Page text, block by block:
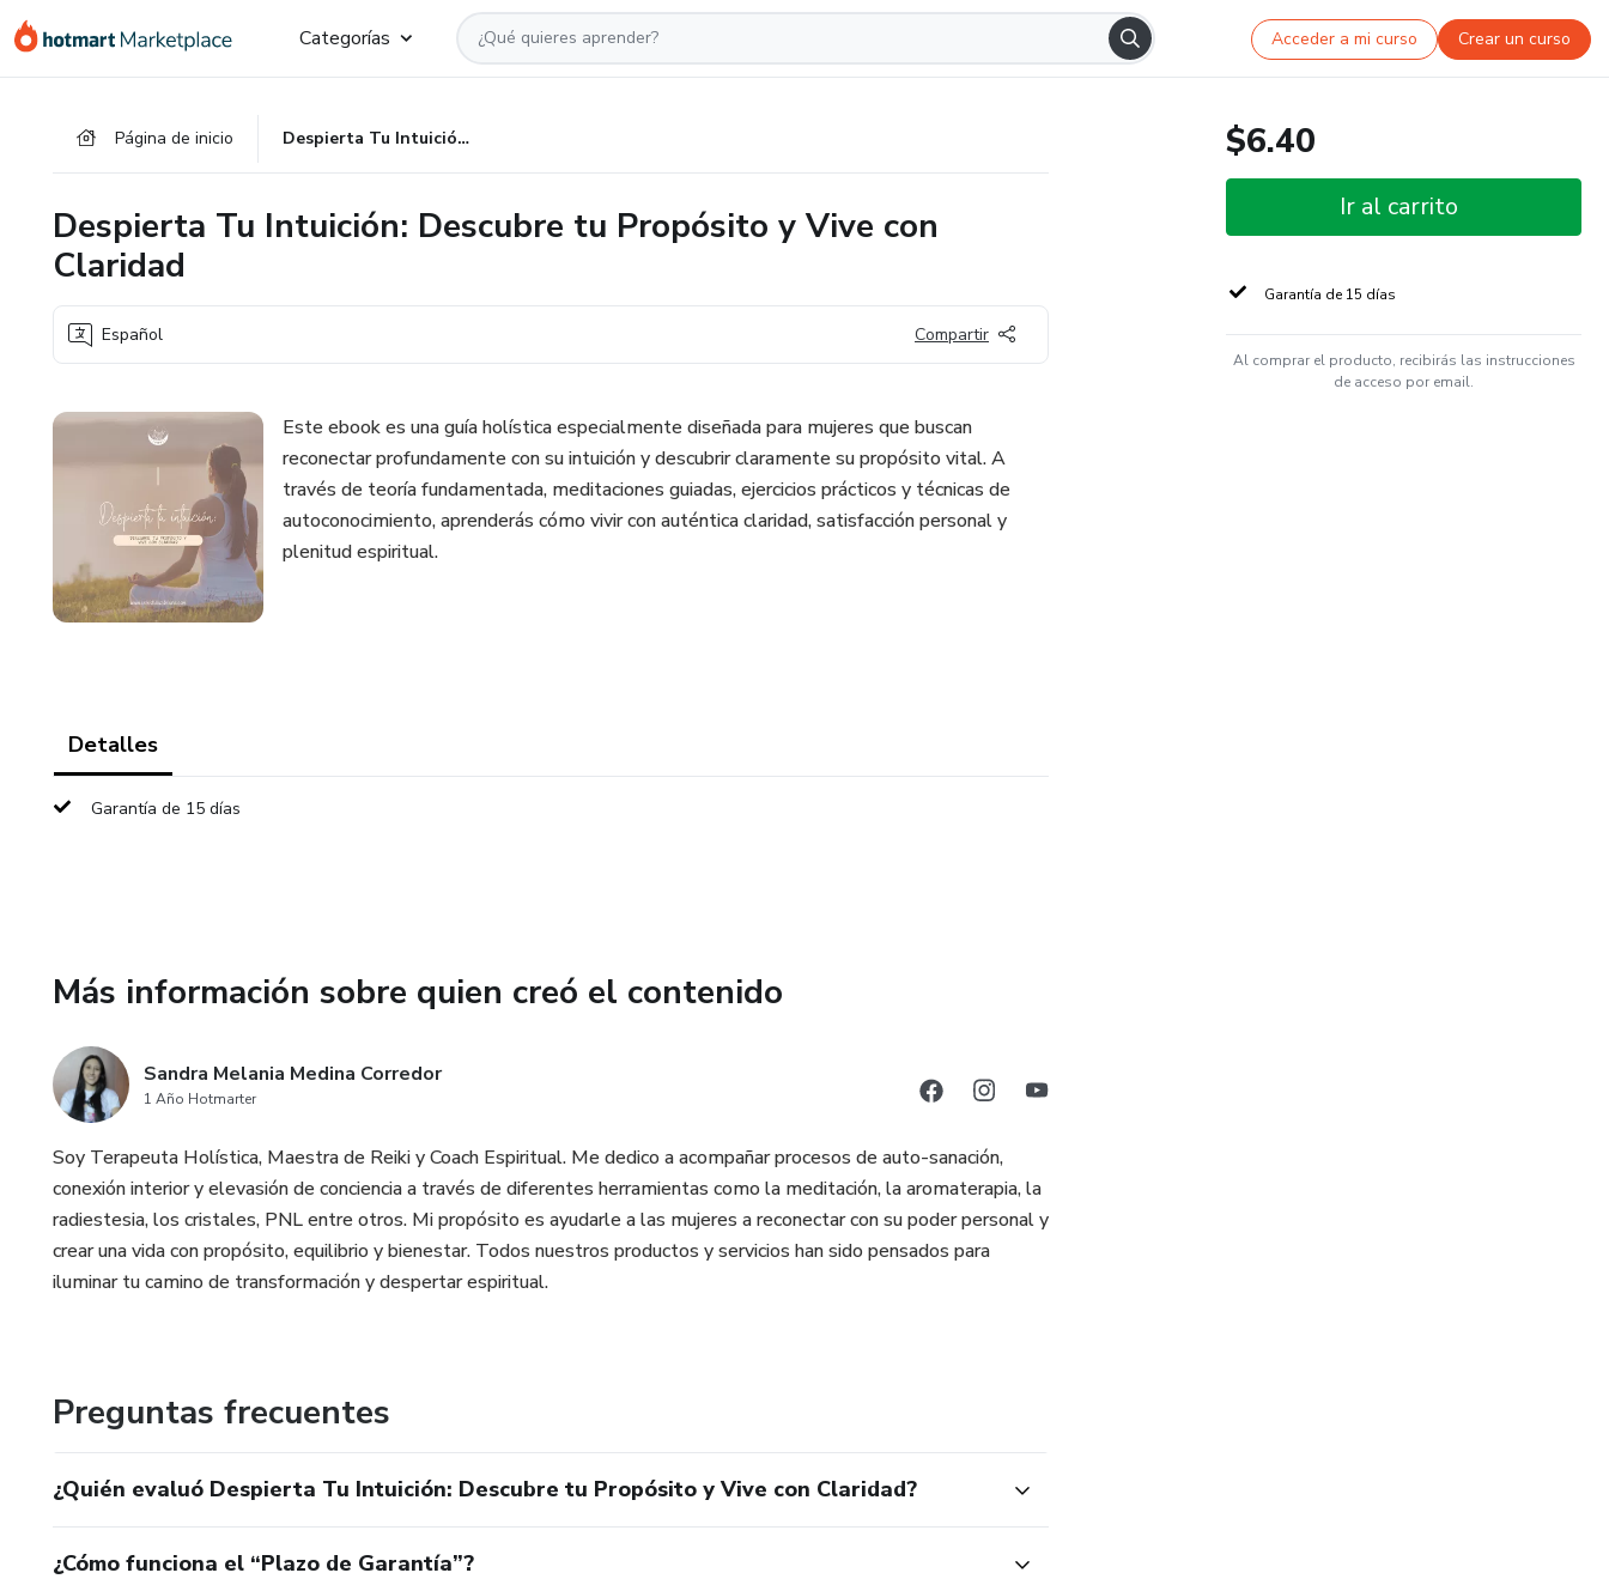
Categorías Acceder a mi curso Crear un curso
Página de inicio Despierta Tu Intuición: Descubre tu Propósito y Vive con Claridad
Despierta Tu Intuición: Descubre tu Propósito y Vive con
Claridad
Español Compartir
Este ebook es una guía holística especialmente diseñada para mujeres que buscan
reconectar profundamente con su intuición y descubrir claramente su propósito vital. A
través de teoría fundamentada, meditaciones guiadas, ejercicios prácticos y técnicas de
autoconocimiento, aprenderás cómo vivir con auténtica claridad, satisfacción personal y
plenitud espiritual.
Detalles
Garantía de 15 días
Más información sobre quien creó el contenido
Sandra Melania Medina Corredor
1 Año Hotmarter
Soy Terapeuta Holística, Maestra de Reiki y Coach Espiritual. Me dedico a acompañar procesos de auto-sanación,
conexión interior y elevasión de conciencia a través de diferentes herramientas como la meditación, la aromaterapia, la
radiestesia, los cristales, PNL entre otros. Mi propósito es ayudarle a las mujeres a reconectar con su poder personal y
crear una vida con propósito, equilibrio y bienestar. Todos nuestros productos y servicios han sido pensados para
iluminar tu camino de transformación y despertar espiritual.
Preguntas frecuentes
¿Quién evaluó Despierta Tu Intuición: Descubre tu Propósito y Vive con Claridad?
¿Cómo funciona el “Plazo de Garantía”?
$6.40
Ir al carrito
Garantía de 15 días
Al comprar el producto, recibirás las instrucciones
de acceso por email.